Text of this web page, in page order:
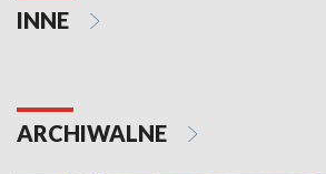
INNE
ARCHIWALNE